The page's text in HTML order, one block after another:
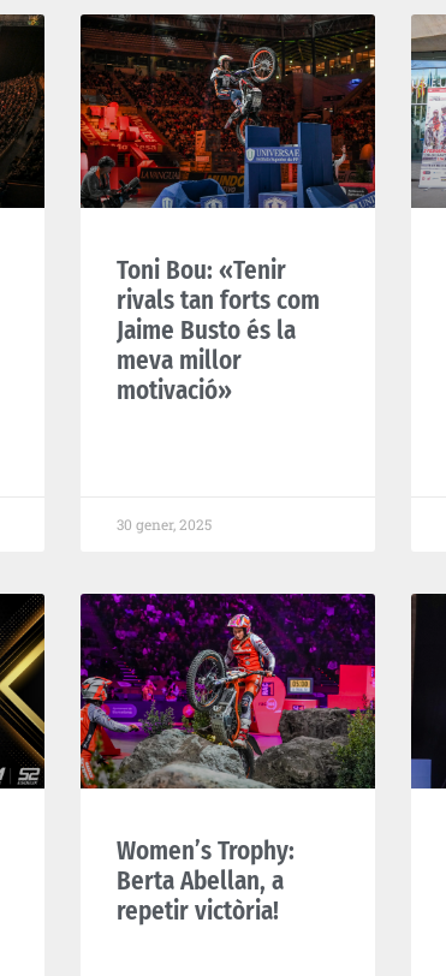
Toni Bou: «Tenir
rivals tan forts com
Jaime Busto és la
meva millor
motivació»
30 gener, 2025
Women’s Trophy:
Berta Abellan, a
repetir victòria!